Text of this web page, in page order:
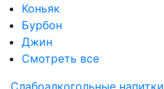
Коньяк
Бурбон
Джин
Смотреть все
Слабоалкогольные напитки